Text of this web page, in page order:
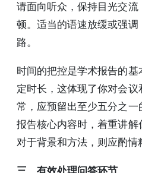
请面向听众，保持目光交
顿。适当的语速放缓或强
路。
时间的把控是学术报告的
定时长，这体现了你对会
常，应预留出至少五分之
报告核心内容时，着重讲解
对于背景和方法，则应酌情
三、有效处理问答环节